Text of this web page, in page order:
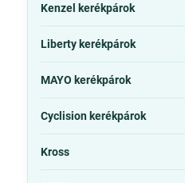
Kenzel kerékpárok
Liberty kerékpárok
MAYO kerékpárok
Cyclision kerékpárok
Kross